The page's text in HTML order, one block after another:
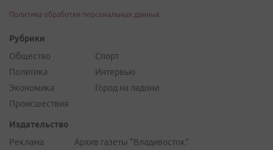
Политика обработки персональных данных
Рубрики
Общество
Политика
Экономика
Происшествия
Спорт
Интервью
Город на ладони
Издательство
Реклама
Архив газеты "Владивосток"